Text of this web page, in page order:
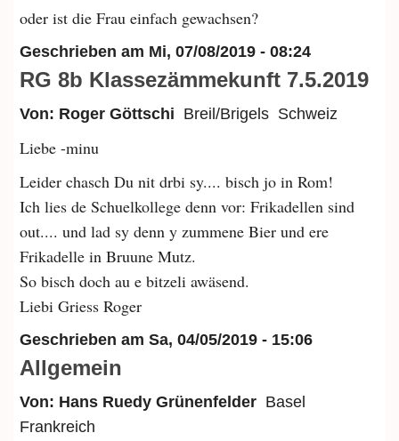
oder ist die Frau einfach gewachsen?
Geschrieben am Mi, 07/08/2019 - 08:24
RG 8b Klassezämmekunft 7.5.2019
Von: Roger Göttschi Breil/Brigels Schweiz
Liebe -minu
Leider chasch Du nit drbi sy.... bisch jo in Rom!
Ich lies de Schuelkollege denn vor: Frikadellen sind
out.... und lad sy denn y zummene Bier und ere
Frikadelle in Bruune Mutz.
So bisch doch au e bitzeli awäsend.
Liebi Griess Roger
Geschrieben am Sa, 04/05/2019 - 15:06
Allgemein
Von: Hans Ruedy Grünenfelder Basel
Frankreich